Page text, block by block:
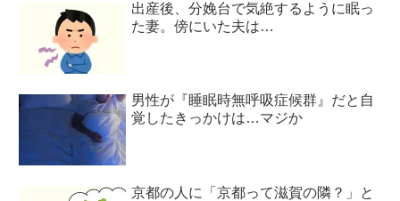
出産後、分娩台で気絶するように眠っ
た妻。傍にいた夫は…
男性が『睡眠時無呼吸症候群』だと自
覚したきっかけは…マジか
京都の人に「京都って滋賀の隣？」と